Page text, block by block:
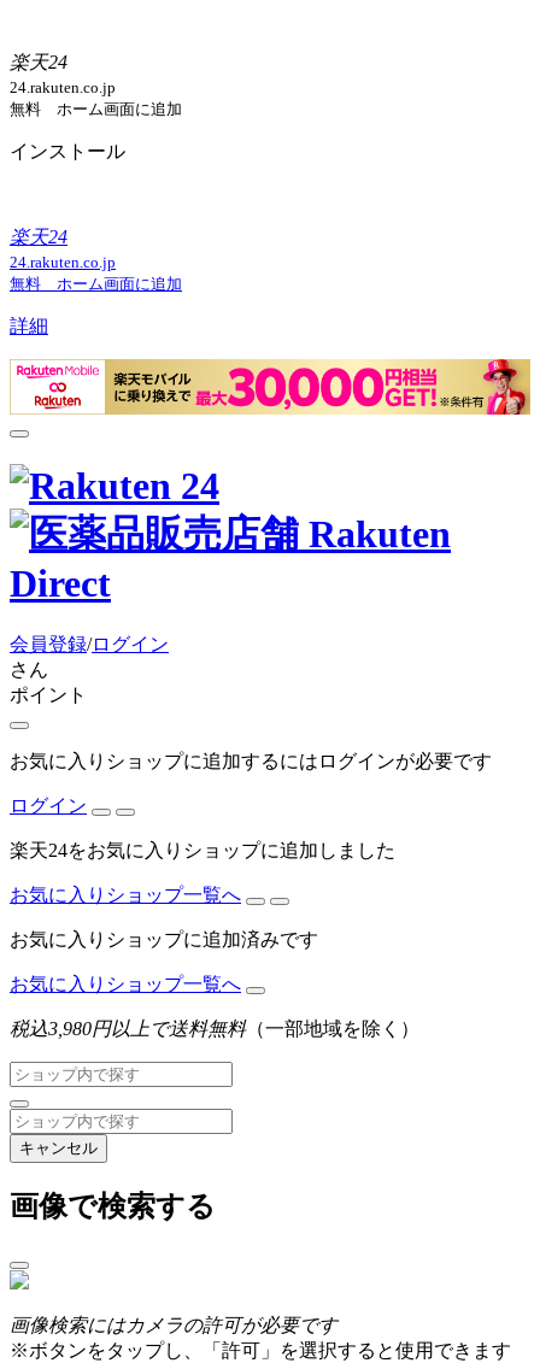
楽天24
24.rakuten.co.jp
無料 ホーム画面に追加
インストール
楽天24
24.rakuten.co.jp
無料 ホーム画面に追加
詳細
会員登録/ログイン
さん
ポイント
お気に入りショップに追加するにはログインが必要です
ログイン
楽天24をお気に入りショップに追加しました
お気に入りショップ一覧へ
お気に入りショップに追加済みです
お気に入りショップ一覧へ
税込3,980円以上で送料無料（一部地域を除く）
キャンセル
画像で検索する
画像検索にはカメラの許可が必要です
※ボタンをタップし、「許可」を選択すると使用できます